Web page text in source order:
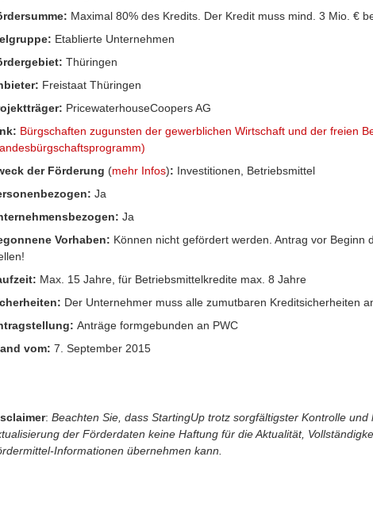
Maximal 80% des Kredits. Der Kredit muss mind. 3 Mio. €
Etablierte Unternehmen
Thüringen
Freistaat Thüringen
PricewaterhouseCoopers AG
Bürgschaften zugunsten der gewerblichen Wirtschaft und der freien
der Förderung (mehr Infos): Investitionen, Betriebsmittel
Ja
Ja
Vorhaben: Können nicht gefördert werden. Antrag vor Beginn
Max. 15 Jahre, für Betriebsmittelkredite max. 8 Jahre
Der Unternehmer muss alle zumutbaren Kreditsicherheiten
Anträge formgebunden an PWC
vom: 7. September 2015
: Beachten Sie, dass StartingUp trotz sorgfältigster Kontrolle und
der Förderdaten keine Haftung für die Aktualität,
Informationen übernehmen kann.